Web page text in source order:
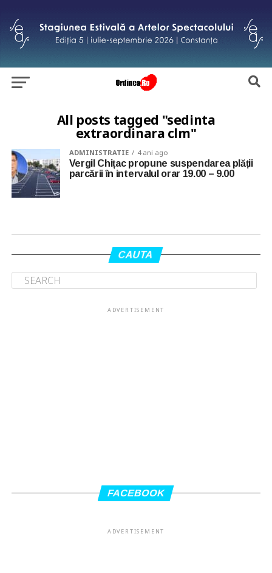
All posts tagged "sedinta
extraordinara clm"
ADMINISTRATIE 4 ani ago
Vergil Chițac propune suspendarea plății
parcării în intervalul orar 19.00 – 9.00
CAUTA
ADVERTISEMENT
FACEBOOK
ADVERTISEMENT